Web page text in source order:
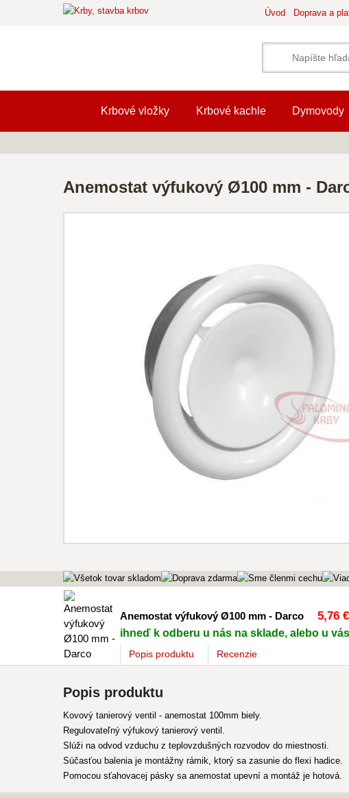
Úvod Doprava a
Krbové vložky Krbové kachle Dymovody
Anemostat výfukový Ø100 mm -
Anemostat výfukový Ø100 mm - Darco 5,76 €
ihneď k odberu u nás na sklade, alebo u
Popis produktu Recenzie
Popis produktu
Kovový tanierový ventil - anemostat 100mm biely.
Regulovateľný výfukový tanierový ventil.
Slúži na odvod vzduchu z teplovzdušných rozvodov do miestnosti.
Súčasťou balenia je montážny rámik, ktorý sa zasunie do flexi hadice.
Pomocou sťahovacej pásky sa anemostat upevní a montáž je hotová.